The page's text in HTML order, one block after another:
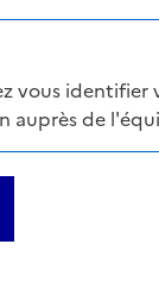
identifier
de